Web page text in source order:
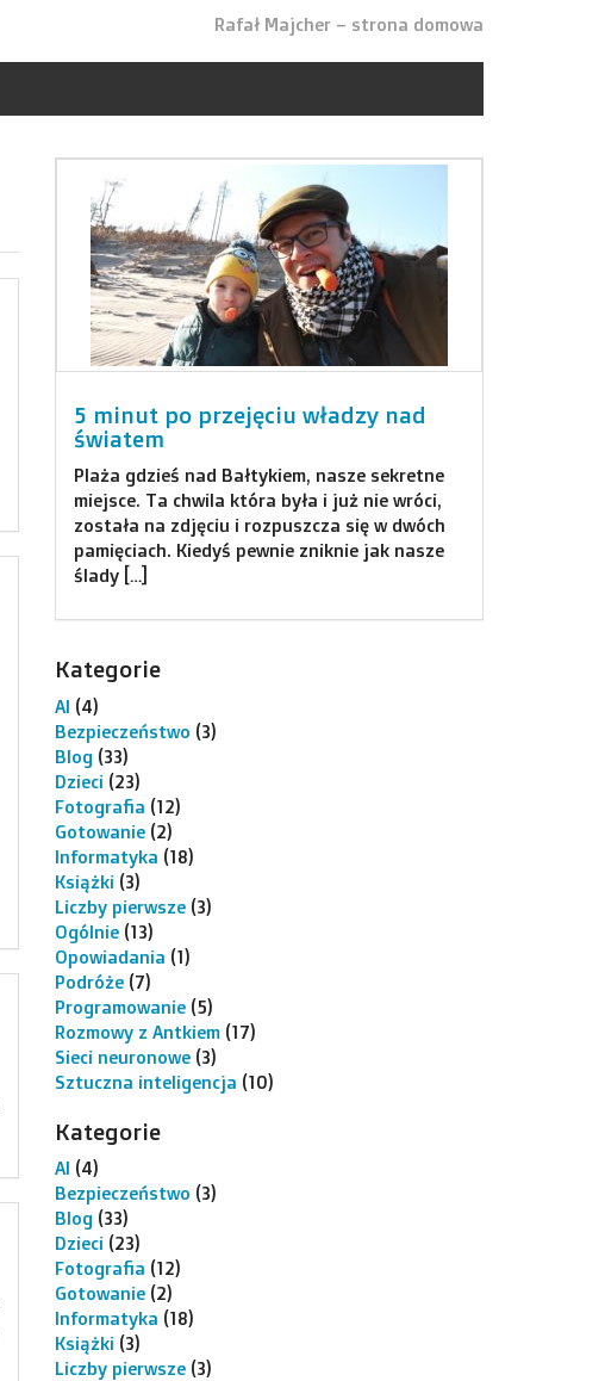
Rafał Majcher – strona domowa
5 minut po przejęciu władzy nad
światem
Plaża gdzieś nad Bałtykiem, nasze sekretne
miejsce. Ta chwila która była i już nie wróci,
została na zdjęciu i rozpuszcza się w dwóch
pamięciach. Kiedyś pewnie zniknie jak nasze
ślady […]
Kategorie
AI (4)
Bezpieczeństwo (3)
Blog (33)
Dzieci (23)
Fotografia (12)
Gotowanie (2)
Informatyka (18)
Książki (3)
Liczby pierwsze (3)
Ogólnie (13)
Opowiadania (1)
Podróże (7)
Programowanie (5)
Rozmowy z Antkiem (17)
Sieci neuronowe (3)
Sztuczna inteligencja (10)
Kategorie
AI (4)
Bezpieczeństwo (3)
Blog (33)
Dzieci (23)
Fotografia (12)
Gotowanie (2)
Informatyka (18)
Książki (3)
Liczby pierwsze (3)